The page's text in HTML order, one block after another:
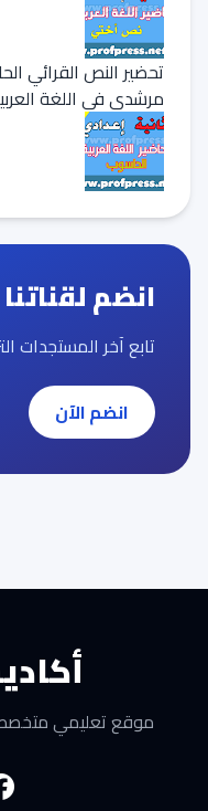
تحضير النص القرائي
مرشدي في اللغة
انضم لقناتنا
تابع آخر المستجدات
انضم الآن
موقع تعليمي متخصص